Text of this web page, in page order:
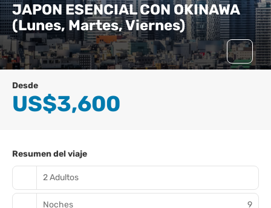
JAPON ESENCIAL CON OKINAWA
(Lunes, Martes, Viernes)
Desde
US$3,600
Resumen del viaje
2 Adultos
Noches 9